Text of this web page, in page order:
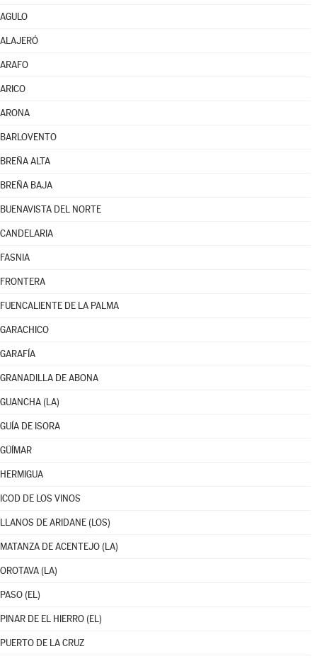
AGULO
ALAJERÓ
ARAFO
ARICO
ARONA
BARLOVENTO
BREÑA ALTA
BREÑA BAJA
BUENAVISTA DEL NORTE
CANDELARIA
FASNIA
FRONTERA
FUENCALIENTE DE LA PALMA
GARACHICO
GARAFÍA
GRANADILLA DE ABONA
GUANCHA (LA)
GUÍA DE ISORA
GÜÍMAR
HERMIGUA
ICOD DE LOS VINOS
LLANOS DE ARIDANE (LOS)
MATANZA DE ACENTEJO (LA)
OROTAVA (LA)
PASO (EL)
PINAR DE EL HIERRO (EL)
PUERTO DE LA CRUZ